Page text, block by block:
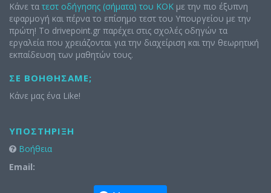
Κάνε τα τεστ οδήγησης (σήματα) του ΚΟΚ με την πιο έξυπνη
εφαρμογή και πέρνα το επίσημο τεστ του Υπουργείου με την
πρώτη! Το drivepoint.gr παρέχει στις σχολές οδηγών τα
εργαλεία που χρειάζονται για την διαχείριση και την θεωρητική
εκπαίδευση των μαθητών τους.
ΣΕ ΒΟΗΘΉΣΑΜΕ;
Κάνε μας ένα Like!
ΥΠΟΣΤΉΡΙΞΗ
Βοήθεια
Email: